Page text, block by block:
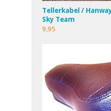
Tellerkabel /
Sky Team
9,95